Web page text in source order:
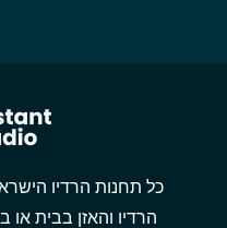
כל תחנות הרדיו